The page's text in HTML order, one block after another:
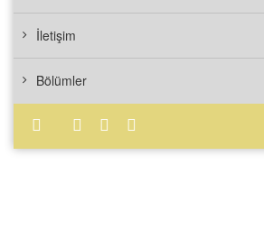
İletişim
Bölümler